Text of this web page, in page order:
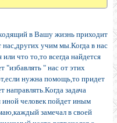
больше не могу...
начинает...Вчера просил
то,как бесы человеком
ТРИЛЛЕРА будет.
НЕ МОГУ БОЛЬШЕ
БЕЖАТЬ КУДА ГЛАЗА
в Вашу жизнь приходит
нас,других учим мы.Когда в нас
что то,то всегда найдется
"избавлять " нас от этих
нужна помощь,то придет
направлять.Когда задача
иной человек пойдет иным
замечал в своей